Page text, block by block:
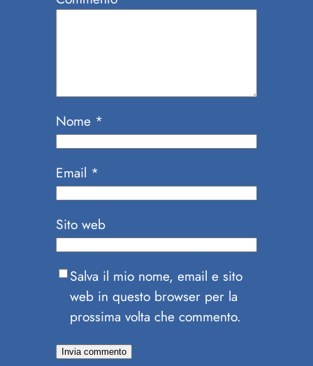
Nome *
Email *
Sito web
Salva il mio nome, email e sito
web in questo browser per la
prossima volta che commento.